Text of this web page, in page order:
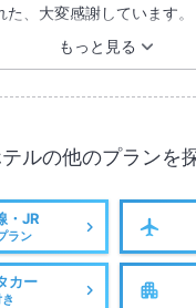
もっと見る
た、大変感謝しています。
ルの他のプランを
・JR
ラン
カー